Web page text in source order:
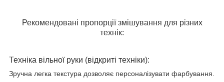
Рекомендовані пропорції змішування для різних
технік:
Техніка вільної руки (відкриті техніки):
Зручна легка текстура дозволяє персоналізувати фарбування.